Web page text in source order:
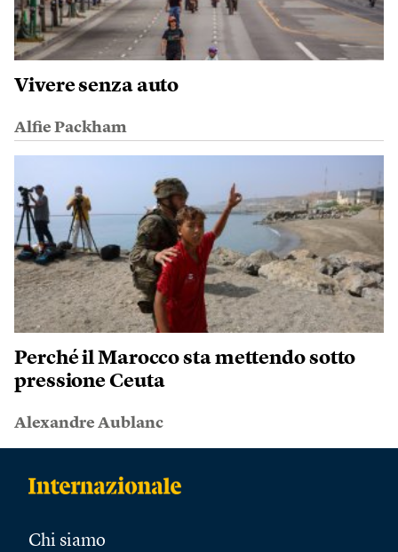
Vivere senza auto
Alfie Packham
Perché il Marocco sta mettendo sotto
pressione Ceuta
Alexandre Aublanc
Chi siamo